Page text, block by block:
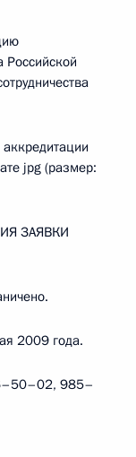
Российской
jpg (размер:
ЗАЯВКИ
2009 года.
985–